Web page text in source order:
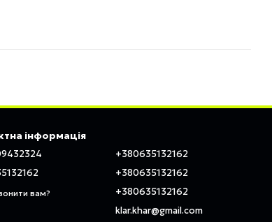
інформація
вам?
+380635132162
+380635132162
+380635132162
klar.khar@gmail.com